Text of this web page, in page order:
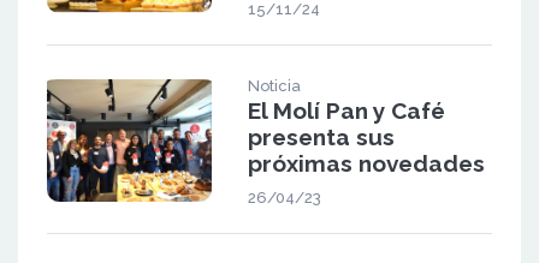
15/11/24
Noticia
El Molí Pan y Café
presenta sus
próximas novedades
26/04/23